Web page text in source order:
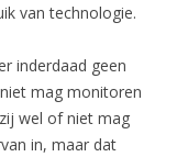
van technologie.
inderdaad geen
mag monitoren
wel of niet mag
in, maar dat